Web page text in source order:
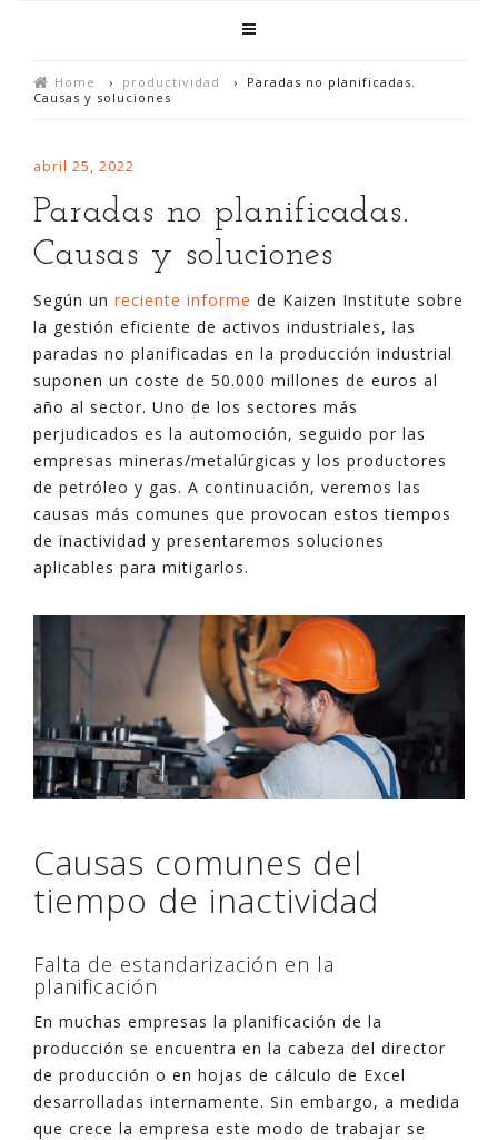
Home › productividad › Paradas no planificadas.
Causas y soluciones
abril 25, 2022
Paradas no planificadas.
Causas y soluciones
Según un reciente informe de Kaizen Institute sobre
la gestión eficiente de activos industriales, las
paradas no planificadas en la producción industrial
suponen un coste de 50.000 millones de euros al
año al sector. Uno de los sectores más
perjudicados es la automoción, seguido por las
empresas mineras/metalúrgicas y los productores
de petróleo y gas. A continuación, veremos las
causas más comunes que provocan estos tiempos
de inactividad y presentaremos soluciones
aplicables para mitigarlos.
Causas comunes del
tiempo de inactividad
Falta de estandarización en la
planificación
En muchas empresas la planificación de la
producción se encuentra en la cabeza del director
de producción o en hojas de cálculo de Excel
desarrolladas internamente. Sin embargo, a medida
que crece la empresa este modo de trabajar se